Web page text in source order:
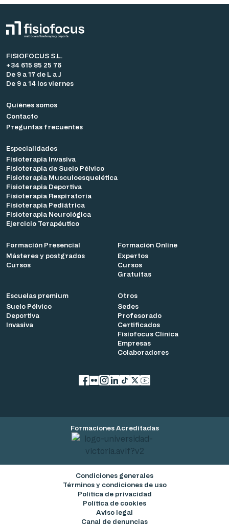
FISIOFOCUS S.L.
+34 615 85 25 76
De 9 a 17 de L a J
De 9 a 14 los viernes
Quiénes somos
Contacto
Preguntas frecuentes
Especialidades
Fisioterapia Invasiva
Fisioterapia de Suelo Pélvico
Fisioterapia Musculoesquelética
Fisioterapia Deportiva
Fisioterapia Respiratoria
Fisioterapia Pediátrica
Fisioterapia Neurológica
Ejercicio Terapéutico
Formación Presencial
Másteres y postgrados
Cursos
Formación Online
Expertos
Cursos
Gratuitas
Escuelas premium
Suelo Pélvico
Deportiva
Invasiva
Otros
Sedes
Profesorado
Certificados
Fisiofocus Clínica
Empresas
Colaboradores
Formaciones Acreditadas
Condiciones generales
Términos y condiciones de uso
Política de privacidad
Política de cookies
Aviso legal
Canal de denuncias